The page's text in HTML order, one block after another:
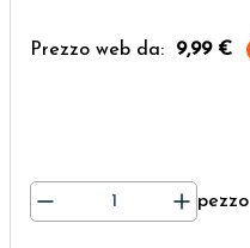
Prezzo web da: 9,99 €
pezzo